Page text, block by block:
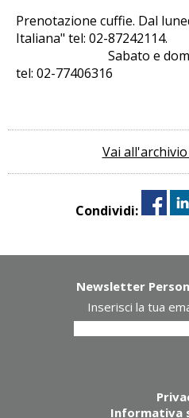
Prenotazione cuffie. Dal
Italiana" tel: 02-87242114.
Sabato e domenica
tel: 02-77406316
Vai
Condividi:
Newsletter
Inserisci la tua
Informativa